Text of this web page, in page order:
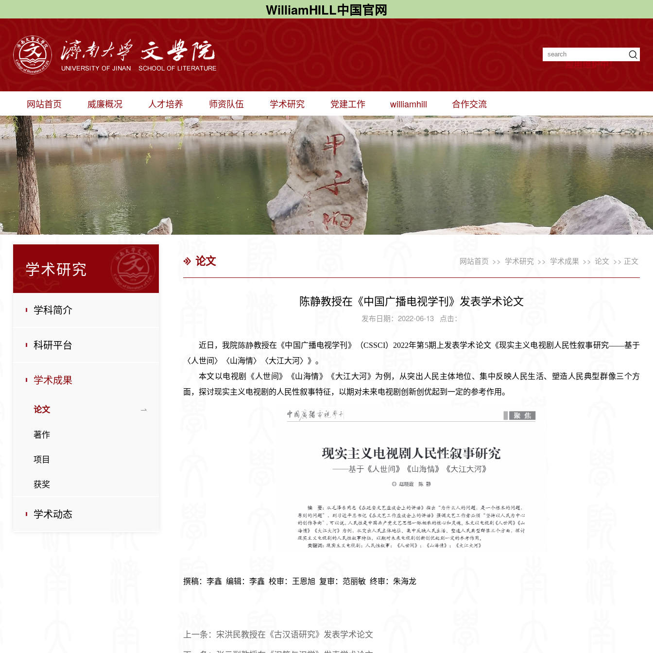
WilliamHILL中国官网
应用维护中！
网站首页 威廉概况 人才培养 师资队伍 学术研究 党建工作 williamhill 合作交流
学术研究
学科简介
科研平台
学术成果
论文
著作
项目
获奖
学术动态
论文 网站首页 >> 学术研究 >> 学术成果 >> 论文 >> 正文
陈静教授在《中国广播电视学刊》发表学术论文
发布日期：2022-06-13 点击：
近日，我院陈静教授在《中国广播电视学刊 》（CSSCI） 2022年第5期 上发表学术论文《现实主义电视剧人民性叙事研究——基于
〈人世间 〉〈山海情〉〈大江大河〉 》。
本文以电视剧《人世间》《山海情》《大江大河》为例，从突出人民主体地位、集中反映人民生活、塑造人民典型群像三个方
面，探讨现实主义电视剧的人民性叙事特征，以期对未来电视剧创新创优起到一定的参考作用。
撰稿：李鑫  编辑：李鑫  校审：王恩旭  复审：范丽敏  终审：朱海龙
上一条： 宋洪民教授在《古汉语研究》发表学术论文